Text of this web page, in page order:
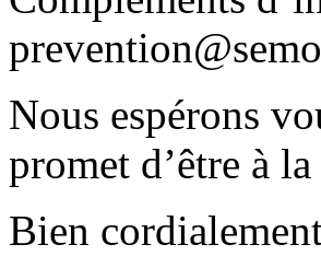
Nous espérons
promet d’être à
Bien